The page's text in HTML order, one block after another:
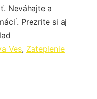
Neváhajte a
Prezrite si aj
Ves, Zateplenie